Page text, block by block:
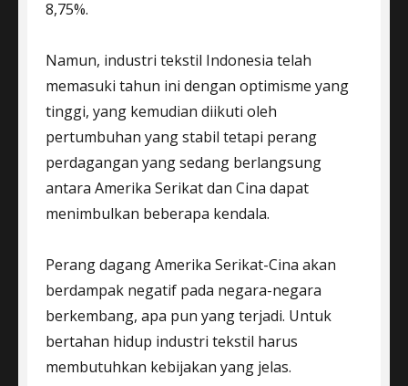
8,75%.
Namun, industri tekstil Indonesia telah
memasuki tahun ini dengan optimisme yang
tinggi, yang kemudian diikuti oleh
pertumbuhan yang stabil tetapi perang
perdagangan yang sedang berlangsung
antara Amerika Serikat dan Cina dapat
menimbulkan beberapa kendala.
Perang dagang Amerika Serikat-Cina akan
berdampak negatif pada negara-negara
berkembang, apa pun yang terjadi. Untuk
bertahan hidup industri tekstil harus
membutuhkan kebijakan yang jelas.